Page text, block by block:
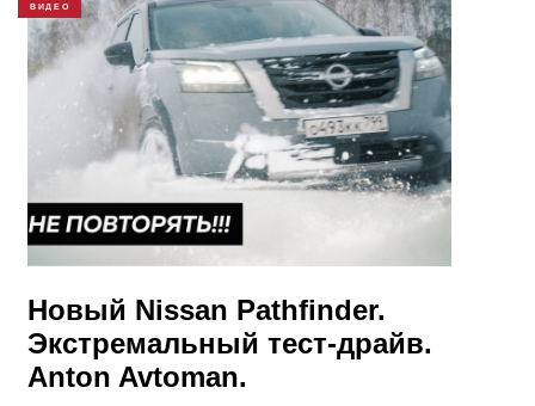
ВИДЕО
Новый Nissan Pathfinder.
Экстремальный тест-драйв.
Anton Avtoman.